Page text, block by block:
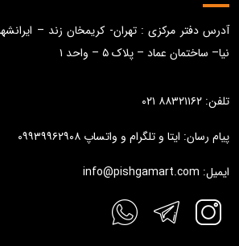
آدرس دفتر مرکزی : تهران- کریمخان زند –
نیا– ساختمان عماد – پلاک ۵ – واحد ۱
تلفن: ۸۸۳۲۱۱۶۲ ۰۲۱
پیام رسان: ایتا و تلگرام و واتساپ ۰۹۹۳۹۹۶۲۹۰۸
ایمیل: info@pishgamart.com